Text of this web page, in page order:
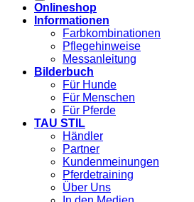
Onlineshop
Informationen
Farbkombinationen
Pflegehinweise
Messanleitung
Bilderbuch
Für Hunde
Für Menschen
Für Pferde
TAU STIL
Händler
Partner
Kundenmeinungen
Pferdetraining
Über Uns